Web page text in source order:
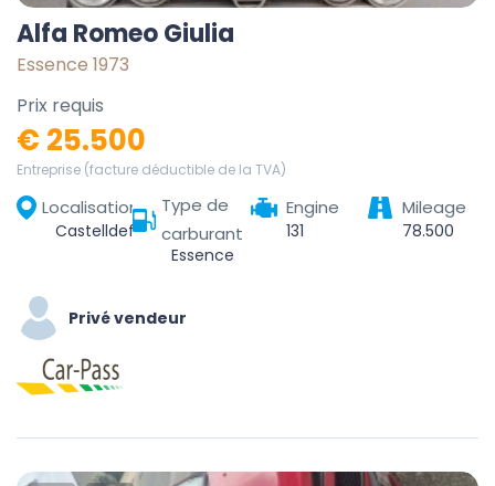
Alfa Romeo Giulia
Essence 1973
Prix requis
€ 25.500
Entreprise (facture déductible de la TVA)
Localisation
Castelldefels, Baix Llobregat, Barcelona, Catalonia, 08860, Spain
Type de
carburant
Essence
Engine
131
Mileage
78.500
Privé vendeur